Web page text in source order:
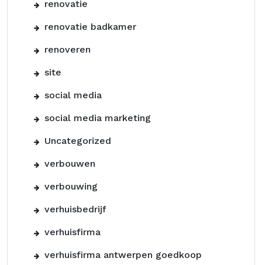
renovatie
renovatie badkamer
renoveren
site
social media
social media marketing
Uncategorized
verbouwen
verbouwing
verhuisbedrijf
verhuisfirma
verhuisfirma antwerpen goedkoop